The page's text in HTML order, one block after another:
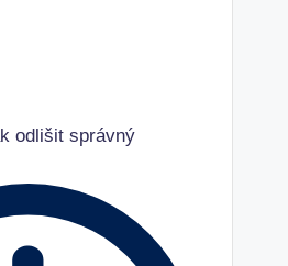
odlišit správný